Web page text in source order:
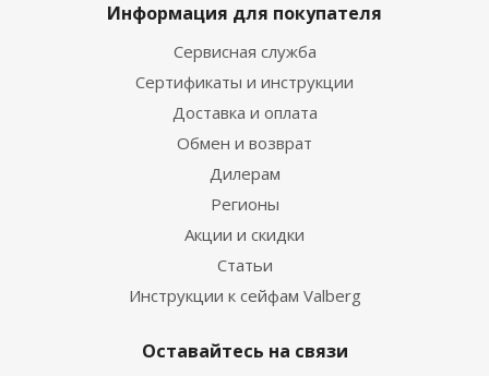
Информация для покупателя
Сервисная служба
Сертификаты и инструкции
Доставка и оплата
Обмен и возврат
Дилерам
Регионы
Акции и скидки
Статьи
Инструкции к сейфам Valberg
Оставайтесь на связи